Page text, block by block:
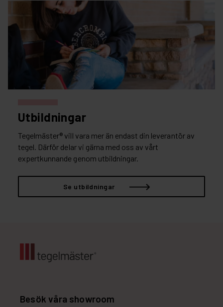
Utbildningar
Tegelmäster® vill vara mer än endast din leverantör av
tegel. Därför delar vi gärna med oss av vårt
expertkunnande genom utbildningar.
Se utbildningar
Besök våra showroom